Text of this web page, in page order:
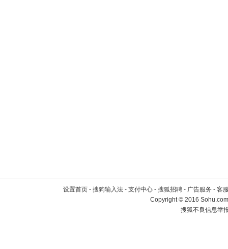
设置首页 - 搜狗输入法 - 支付中心 - 搜狐招聘 - 广告服务 - 客
Copyright©2016
搜狐不良信息举